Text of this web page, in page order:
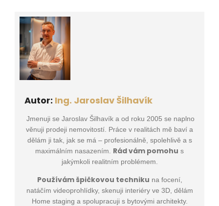
Autor: Ing. Jaroslav Šilhavík
Jmenuji se Jaroslav Šilhavík a od roku 2005 se naplno
věnuji prodeji nemovitostí. Práce v realitách mě baví a
dělám ji tak, jak se má – profesionálně, spolehlivě a s
maximálním nasazením. Rád vám pomohu s
jakýmkoli realitním problémem.
Používám špičkovou techniku na focení,
natáčím videoprohlídky, skenuji interiéry ve 3D, dělám
Home staging a spolupracuji s bytovými architekty.